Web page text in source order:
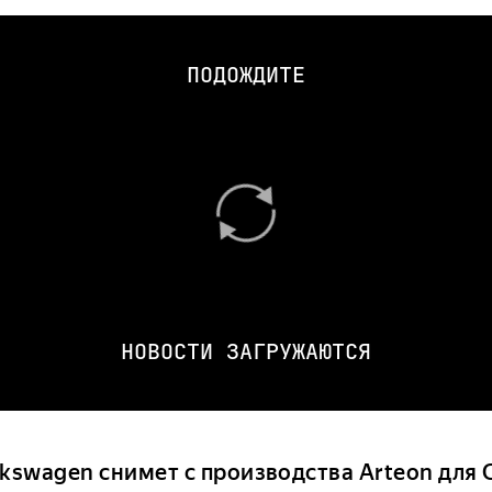
ПОДОЖДИТЕ
НОВОСТИ ЗАГРУЖАЮТСЯ
снимет с производства Arteon